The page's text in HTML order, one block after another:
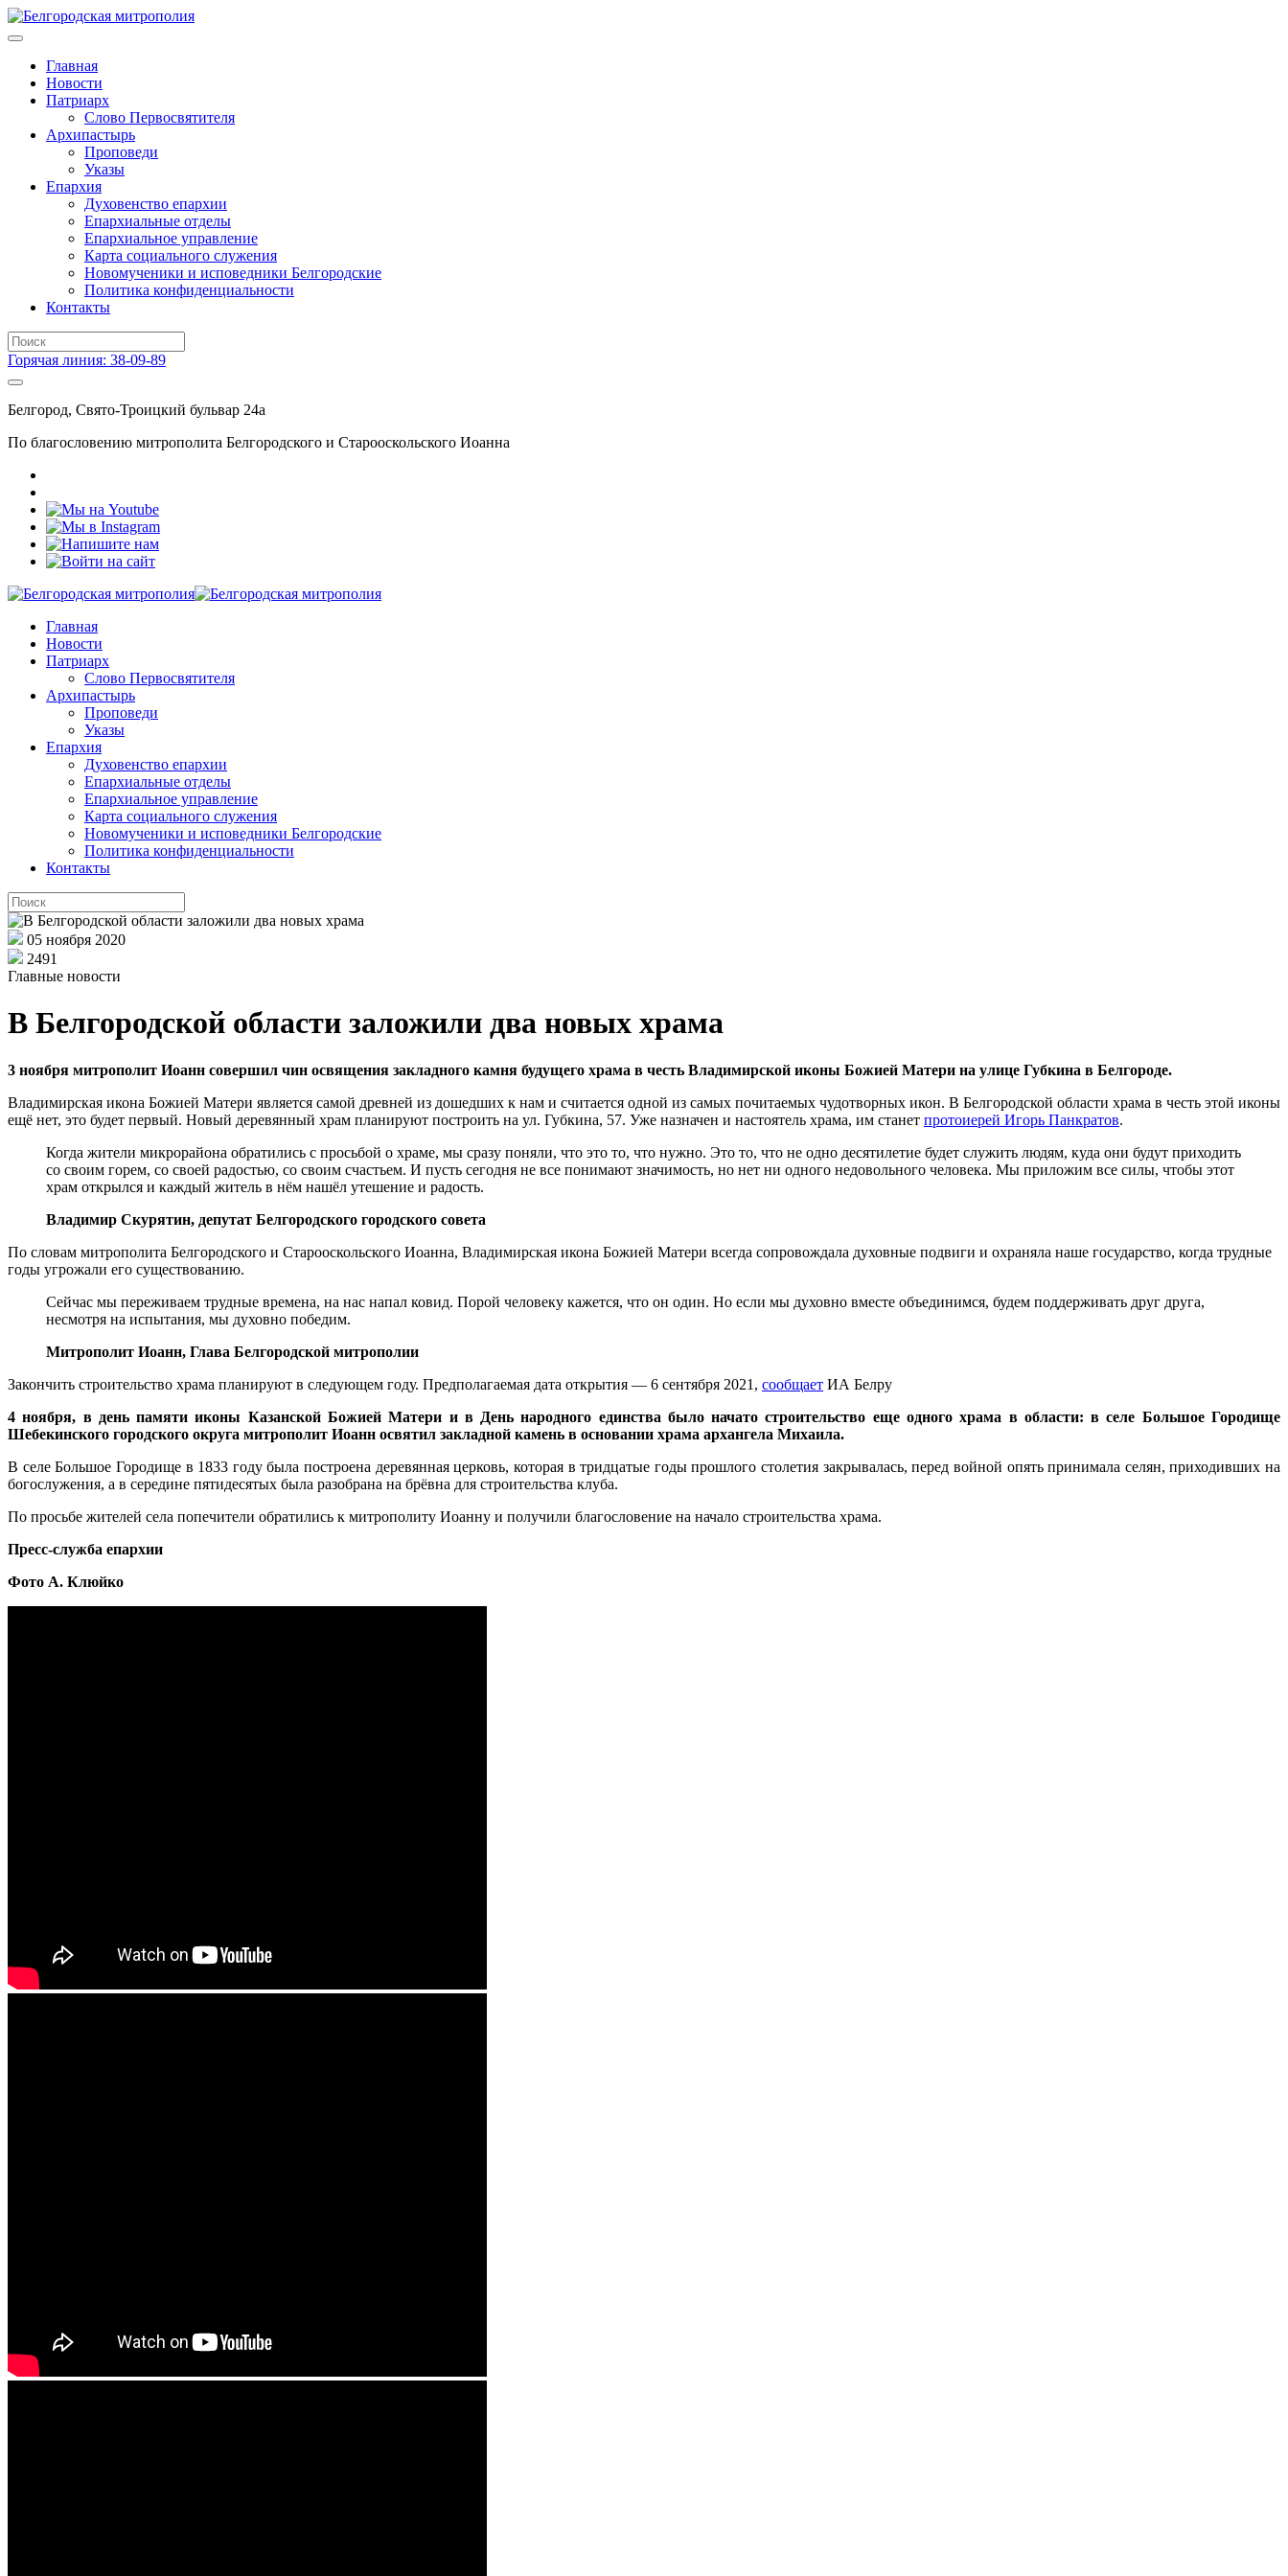
Главная
Новости
Патриарх
Слово Первосвятителя
Архипастырь
Проповеди
Указы
Епархия
Духовенство епархии
Епархиальные отделы
Епархиальное управление
Карта социального служения
Новомученики и исповедники Белгородские
Политика конфиденциальности
Контакты
Горячая линия: 38-09-89
Белгород, Свято-Троицкий бульвар 24а
По благословению митрополита Белгородского и Старооскольского Иоанна
Главная
Новости
Патриарх
Слово Первосвятителя
Архипастырь
Проповеди
Указы
Епархия
Духовенство епархии
Епархиальные отделы
Епархиальное управление
Карта социального служения
Новомученики и исповедники Белгородские
Политика конфиденциальности
Контакты
05 ноября 2020
2491
Главные новости
В Белгородской области заложили два новых храма
3 ноября митрополит Иоанн совершил чин освящения закладного камня будущего храма в честь Владимирской иконы Божией Матери на улице Губкина в Белгороде.
Владимирская икона Божией Матери является самой древней из дошедших к нам и считается одной из самых почитаемых чудотворных икон. В Белгородской области храма в честь этой иконы
ещё нет, это будет первый. Новый деревянный храм планируют построить на ул. Губкина, 57. Уже назначен и настоятель храма, им станет протоиерей Игорь Панкратов.
Когда жители микрорайона обратились с просьбой о храме, мы сразу поняли, что это то, что нужно. Это то, что не одно десятилетие будет служить людям, куда они будут приходить
со своим горем, со своей радостью, со своим счастьем. И пусть сегодня не все понимают значимость, но нет ни одного недовольного человека. Мы приложим все силы, чтобы этот
храм открылся и каждый житель в нём нашёл утешение и радость.
Владимир Скурятин, депутат Белгородского городского совета
По словам митрополита Белгородского и Старооскольского Иоанна, Владимирская икона Божией Матери всегда сопровождала духовные подвиги и охраняла наше государство, когда трудные
годы угрожали его существованию.
Сейчас мы переживаем трудные времена, на нас напал ковид. Порой человеку кажется, что он один. Но если мы духовно вместе объединимся, будем поддерживать друг друга,
несмотря на испытания, мы духовно победим.
Митрополит Иоанн, Глава Белгородской митрополии
Закончить строительство храма планируют в следующем году. Предполагаемая дата открытия — 6 сентября 2021, сообщает ИА Белру
4 ноября, в день памяти иконы Казанской Божией Матери и в День народного единства было начато строительство еще одного храма в области: в селе Большое Городище
Шебекинского городского округа митрополит Иоанн освятил закладной камень в основании храма архангела Михаила.
В селе Большое Городище в 1833 году была построена деревянная церковь, которая в тридцатые годы прошлого столетия закрывалась, перед войной опять принимала селян, приходивших на
богослужения, а в середине пятидесятых была разобрана на брёвна для строительства клуба.
По просьбе жителей села попечители обратились к митрополиту Иоанну и получили благословение на начало строительства храма.
Пресс-служба епархии
Фото А. Клюйко